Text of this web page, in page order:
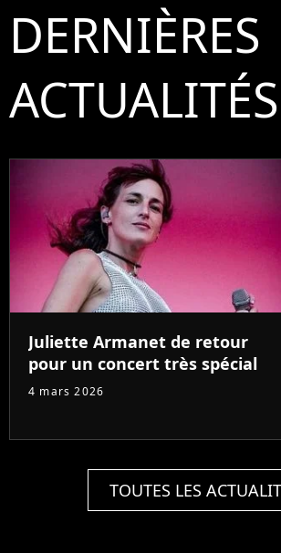
DERNIÈRES
ACTUALITÉS
Juliette Armanet de retour
pour un concert très spécial
4 mars 2026
TOUTES LES